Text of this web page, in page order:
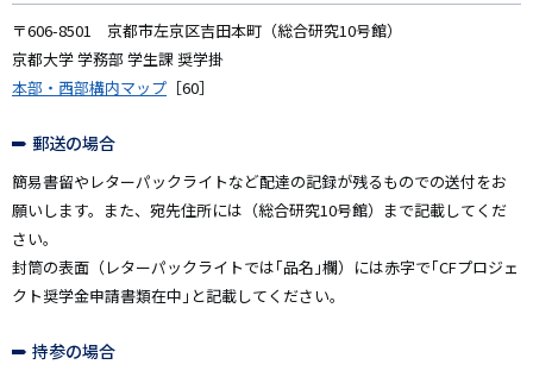
〒606-8501 京都市左京区吉田本町（総合研究10号館）
京都大学 学務部 学生課 奨学掛
本部・西部構内マップ ［60］
郵送の場合
簡易書留やレターパックライトなど配達の記録が残るものでの送付をお
願いします。また、宛先住所には（総合研究10号館）まで記載してくだ
さい。
封筒の表面（レターパックライトでは｢品名｣欄）には赤字で｢CFプロジェ
クト奨学金申請書類在中｣と記載してください｡
持参の場合